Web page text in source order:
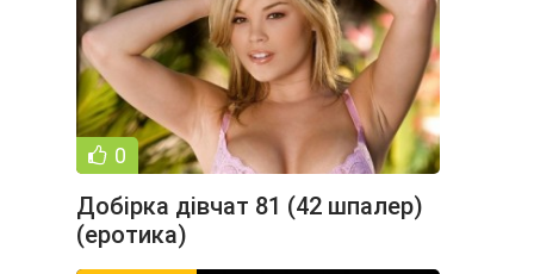
0
Добірка дівчат 81 (42 шпалер)
(еротика)